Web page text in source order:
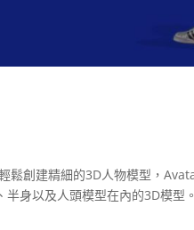
鬆創建精細的3D人物模型，
身以及人頭模型在內的3D模型。